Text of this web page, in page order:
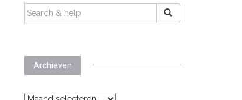
SEARCH
FOR:
Archieven